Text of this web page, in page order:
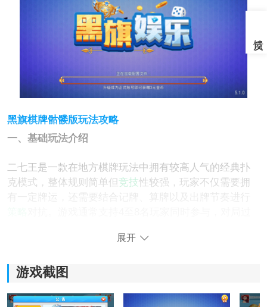
黑旗棋牌骷髅版玩法攻略
一、基础玩法介绍
二七王是一款在地方棋牌玩法中拥有较高人气的经典扑
克模式，整体规则简单但竞技性较强，玩家不仅需要拥
有一定牌运，还需要结合记牌、算牌以及出牌节奏进行
牌组配置
展开
游戏截图